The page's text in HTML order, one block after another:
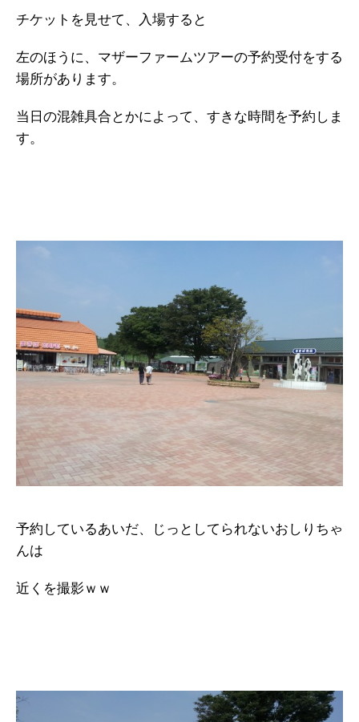
チケットを見せて、入場すると
左のほうに、マザーファームツアーの予約受付をする
場所があります。
当日の混雑具合とかによって、すきな時間を予約しま
す。
予約しているあいだ、じっとしてられないおしりちゃ
んは
近くを撮影ｗｗ